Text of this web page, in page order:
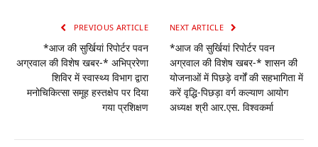
PREVIOUS ARTICLE
*आज की सुर्खियां रिपोर्टर पवन
अग्रवाल की विशेष खबर-* अभिप्ररेणा
शिविर में स्वास्थ्य विभाग द्वारा
मनोचिकित्सा समूह हस्तक्षेप पर दिया
गया प्रशिक्षण
NEXT ARTICLE
*आज की सुर्खियां रिपोर्टर पवन
अग्रवाल की विशेष खबर-* शासन की
योजनाओं में पिछड़े वर्गों की सहभागिता में
करें वृद्धि-पिछड़ा वर्ग कल्याण आयोग
अध्यक्ष श्री आर.एस. विश्वकर्मा